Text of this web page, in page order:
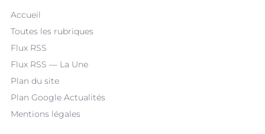
Accueil
Toutes les rubriques
Flux RSS
Flux RSS — La Une
Plan du site
Plan Google Actualités
Mentions légales